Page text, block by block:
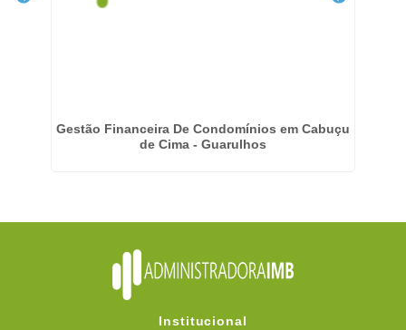
Gestão Financeira De Condomínios em Cabuçu
de Cima - Guarulhos
Institucional